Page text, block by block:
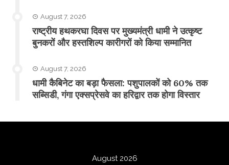
August 7, 2026
राष्ट्रीय हथकरघा दिवस पर मुख्यमंत्री धामी ने उत्कृष्ट
बुनकरों और हस्तशिल्प कारीगरों को किया सम्मानित
August 7, 2026
​धामी कैबिनेट का बड़ा फैसला: पशुपालकों को 60% तक
सब्सिडी, गंगा एक्सप्रेसवे का हरिद्वार तक होगा विस्तार
August 2026